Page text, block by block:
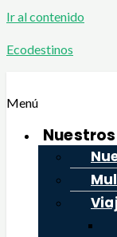
Ir al contenido
Ecodestinos
Menú